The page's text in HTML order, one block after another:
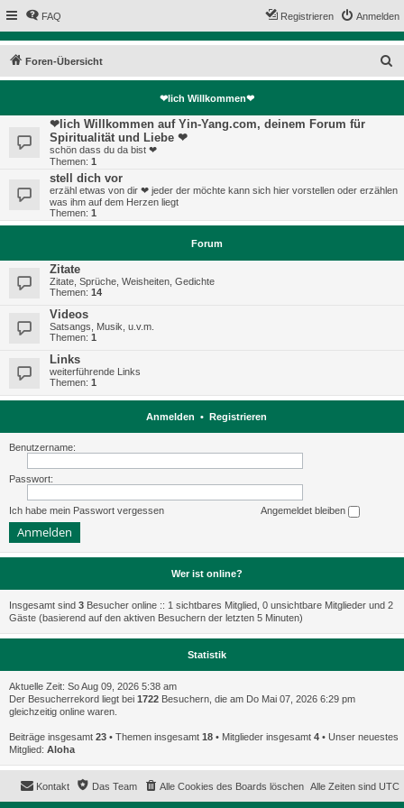
FAQ Anmelden
Registrieren
Foren-Übersicht
u
❤lich Willkommen❤
❤lich Willkommen auf Yin-Yang.com, deinem Forum für
Spiritualität und Liebe ❤
schön dass du da bist ❤
Themen: 1
stell dich vor
erzähl etwas von dir ❤ jeder der möchte kann sich hier vorstellen oder erzählen
was ihm auf dem Herzen liegt
Themen: 1
Forum
Zitate
Zitate, Sprüche, Weisheiten, Gedichte
Themen: 14
Videos
Satsangs, Musik, u.v.m.
Themen: 1
Links
weiterführende Links
Themen: 1
Anmelden • Registrieren
Benutzername:
Passwort:
Ich habe mein Passwort vergessen Angemeldet bleiben
Wer ist online?
Insgesamt sind 3 Besucher online :: 1 sichtbares Mitglied, 0 unsichtbare Mitglieder und 2
Gäste (basierend auf den aktiven Besuchern der letzten 5 Minuten)
Statistik
Aktuelle Zeit: So Aug 09, 2026 5:38 am
Der Besucherrekord liegt bei 1722 Besuchern, die am Do Mai 07, 2026 6:29 pm
gleichzeitig online waren.
Beiträge insgesamt 23 • Themen insgesamt 18 • Mitglieder insgesamt 4 • Unser neuestes
Mitglied: Aloha
Alle Zeiten sind UTC
Alle Cookies des Boards löschen
Das Team
Kontakt